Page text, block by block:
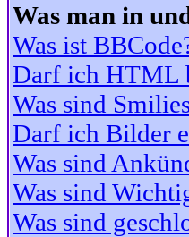
Was man in
Was ist
Darf ich HTML
Was sind
Darf ich Bilder
Was sind
Was sind
Was sind